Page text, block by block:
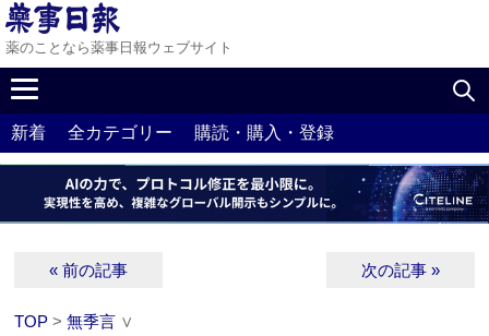
薬のことなら薬事日報ウェブサイト
新着 全カテゴリー 購読・購入・登録
« 前の記事 次の記事 »
TOP >無季言 ∨